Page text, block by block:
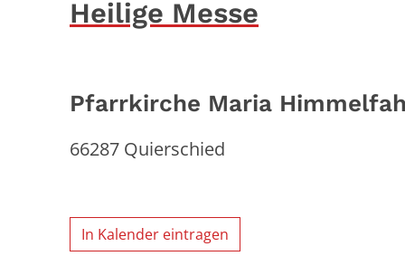
Heilige Messe
Pfarrkirche Maria
66287 Quierschied
In Kalender eintragen